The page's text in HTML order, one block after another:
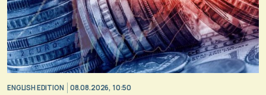
ENGLISH EDITION 08.08.2026, 10:50